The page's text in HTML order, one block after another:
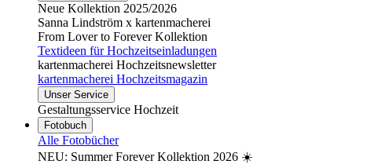
Neue Kollektion 2025/2026
Sanna Lindström x kartenmacherei
From Lover to Forever Kollektion
Textideen für Hochzeitseinladungen
kartenmacherei Hochzeitsnewsletter
kartenmacherei Hochzeitsmagazin
Unser Service
Gestaltungsservice Hochzeit
Fotobuch
Alle Fotobücher
NEU: Summer Forever Kollektion 2026 ☀️